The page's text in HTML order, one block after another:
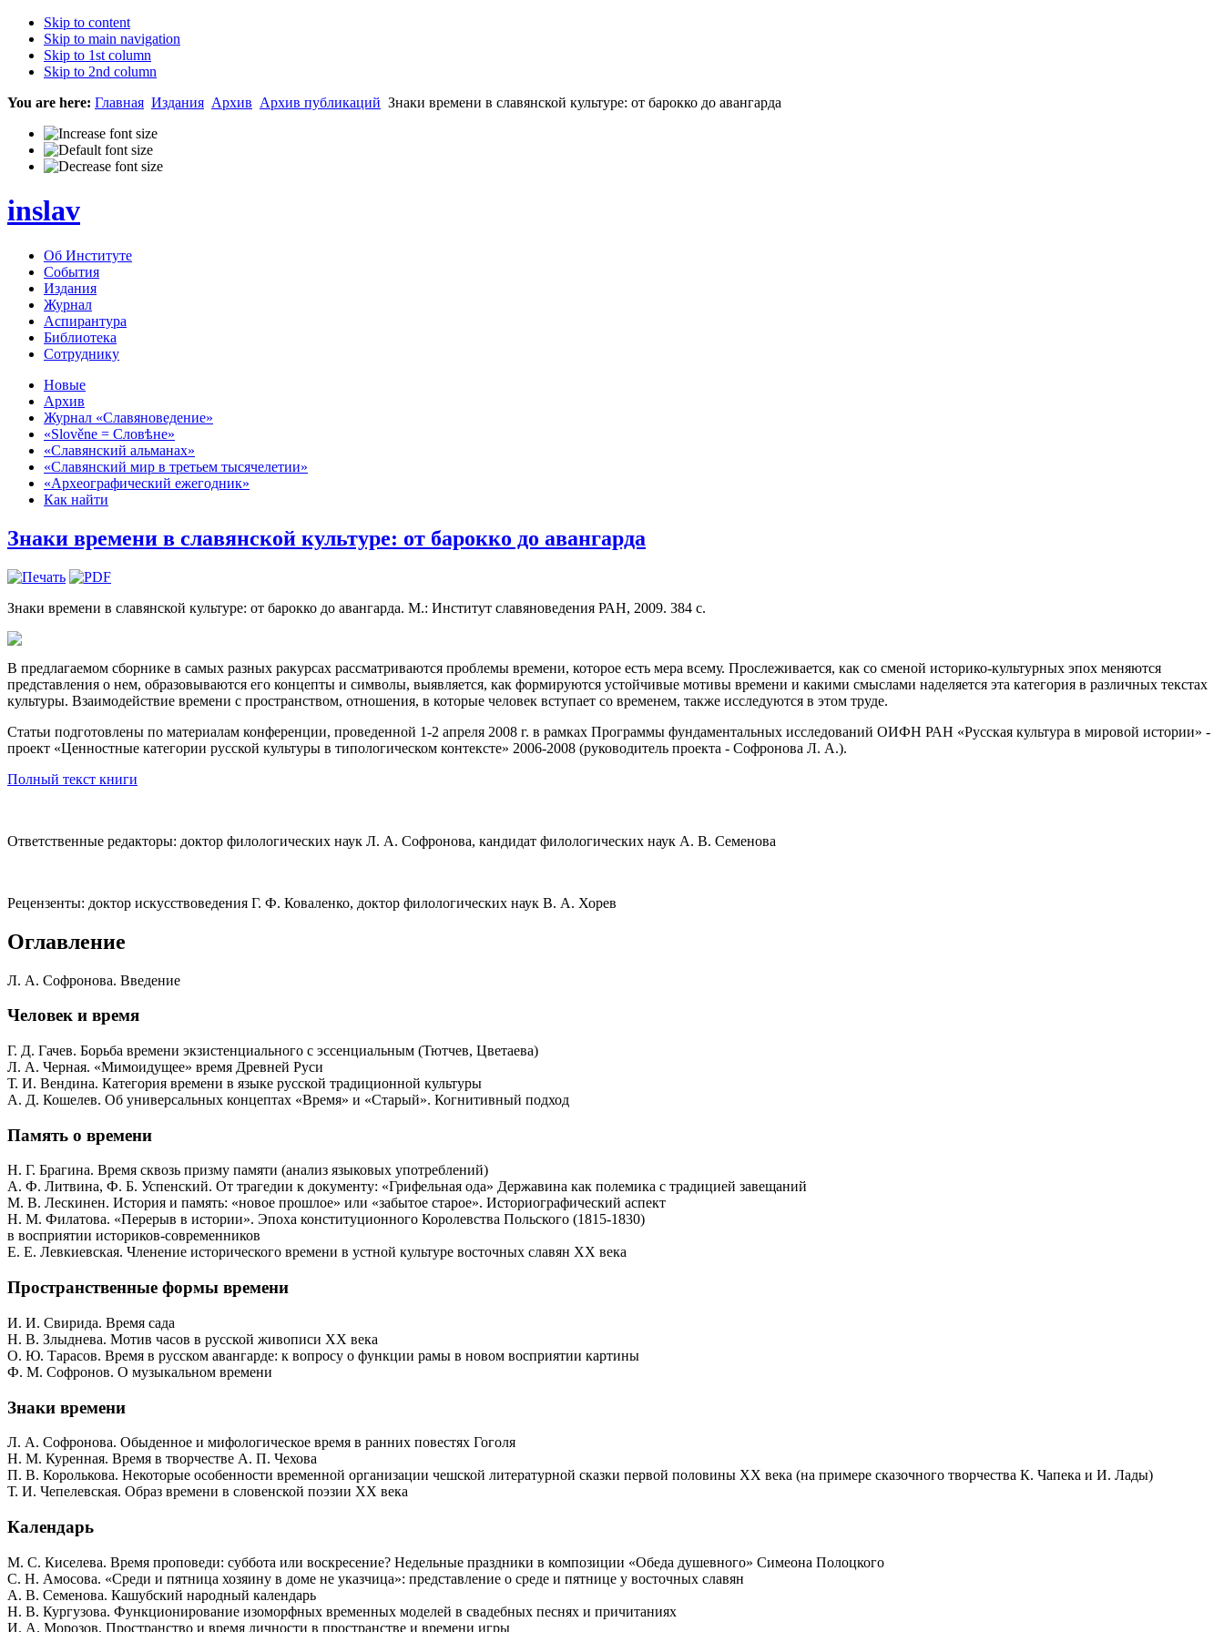
Skip to content
Skip to main navigation
Skip to 1st column
Skip to 2nd column
You are here: Главная Издания Архив Архив публикаций Знаки времени в славянской культуре: от барокко до авангарда
inslav
Об Институте
События
Издания
Журнал
Аспирантура
Библиотека
Сотруднику
Новые
Архив
Журнал «Славяноведение»
«Slověne = Словѣне»
«Славянский альманах»
«Славянский мир в третьем тысячелетии»
«Археографический ежегодник»
Как найти
Знаки времени в славянской культуре: от барокко до авангарда
Знаки времени в славянской культуре: от барокко до авангарда. М.: Институт славяноведения РАН, 2009. 384 с.
В предлагаемом сборнике в самых разных ракурсах рассматриваются проблемы времени, которое есть мера всему. Прослеживается, как со сменой историко-культурных эпох меняются
представления о нем, образовываются его концепты и символы, выявляется, как формируются устойчивые мотивы времени и какими смыслами наделяется эта категория в различных текстах
культуры. Взаимодействие времени с пространством, отношения, в которые человек вступает со временем, также исследуются в этом труде.
Статьи подготовлены по материалам конференции, проведенной 1-2 апреля 2008 г. в рамках Программы фундаментальных исследований ОИФН РАН «Русская культура в мировой истории» -
проект «Ценностные категории русской культуры в типологическом контексте» 2006-2008 (руководитель проекта - Софронова Л. А.).
Полный текст книги
Ответственные редакторы: доктор филологических наук Л. А. Софронова, кандидат филологических наук А. В. Семенова
Рецензенты: доктор искусствоведения Г. Ф. Коваленко, доктор филологических наук В. А. Хорев
Оглавление
Л. А. Софронова. Введение
Человек и время
Г. Д. Гачев. Борьба времени экзистенциального с эссенциальным (Тютчев, Цветаева)
Л. А. Черная. «Мимоидущее» время Древней Руси
Т. И. Вендина. Категория времени в языке русской традиционной культуры
А. Д. Кошелев. Об универсальных концептах «Время» и «Старый». Когнитивный подход
Память о времени
Н. Г. Брагина. Время сквозь призму памяти (анализ языковых употреблений)
А. Ф. Литвина, Ф. Б. Успенский. От трагедии к документу: «Грифельная ода» Державина как полемика с традицией завещаний
М. В. Лескинен. История и память: «новое прошлое» или «забытое старое». Историографический аспект
Н. М. Филатова. «Перерыв в истории». Эпоха конституционного Королевства Польского (1815-1830)
в восприятии историков-современников
Е. Е. Левкиевская. Членение исторического времени в устной культуре восточных славян XX века
Пространственные формы времени
И. И. Свирида. Время сада
Н. В. Злыднева. Мотив часов в русской живописи XX века
О. Ю. Тарасов. Время в русском авангарде: к вопросу о функции рамы в новом восприятии картины
Ф. М. Софронов. О музыкальном времени
Знаки времени
Л. А. Софронова. Обыденное и мифологическое время в ранних повестях Гоголя
Н. М. Куренная. Время в творчестве А. П. Чехова
П. В. Королькова. Некоторые особенности временной организации чешской литературной сказки первой половины XX века (на примере сказочного творчества К. Чапека и И. Лады)
Т. И. Чепелевская. Образ времени в словенской поэзии XX века
Календарь
М. С. Киселева. Время проповеди: суббота или воскресение? Недельные праздники в композиции «Обеда душевного» Симеона Полоцкого
С. Н. Амосова. «Среди и пятница хозяину в доме не указчица»: представление о среде и пятнице у восточных славян
А. В. Семенова. Кашубский народный календарь
Н. В. Кургузова. Функционирование изоморфных временных моделей в свадебных песнях и причитаниях
И. А. Морозов. Пространство и время личности в пространстве и времени игры